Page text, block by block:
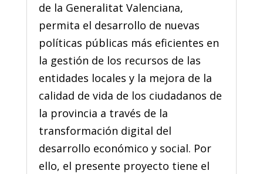
de la Generalitat Valenciana,
permita el desarrollo de nuevas
políticas públicas más eficientes en
la gestión de los recursos de las
entidades locales y la mejora de la
calidad de vida de los ciudadanos de
la provincia a través de la
transformación digital del
desarrollo económico y social. Por
ello, el presente proyecto tiene el